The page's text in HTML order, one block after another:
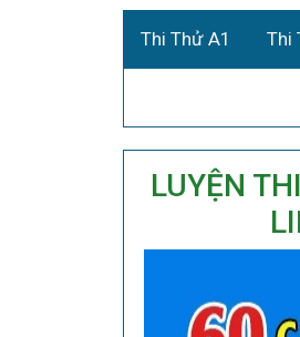
Thi Thử A1 Thi
LUYỆN